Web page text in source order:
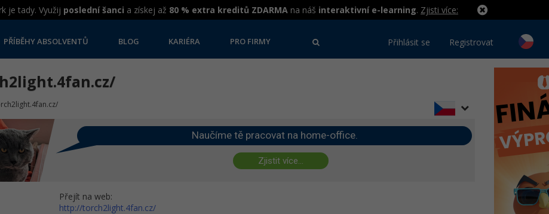
je tady. Využij poslední šanci a získej až 80 % extra kreditů ZDARMA na náš interaktivní e-learning. Zjisti více:
PŘÍBĚHY ABSOLVENTŮ BLOG KARIÉRA PRO FIRMY Přihlásit se Registrovat
Naučíme tě pracovat na home-office.
Zjistit více...
Přejít na web:
http://torch2light.4fan.cz/